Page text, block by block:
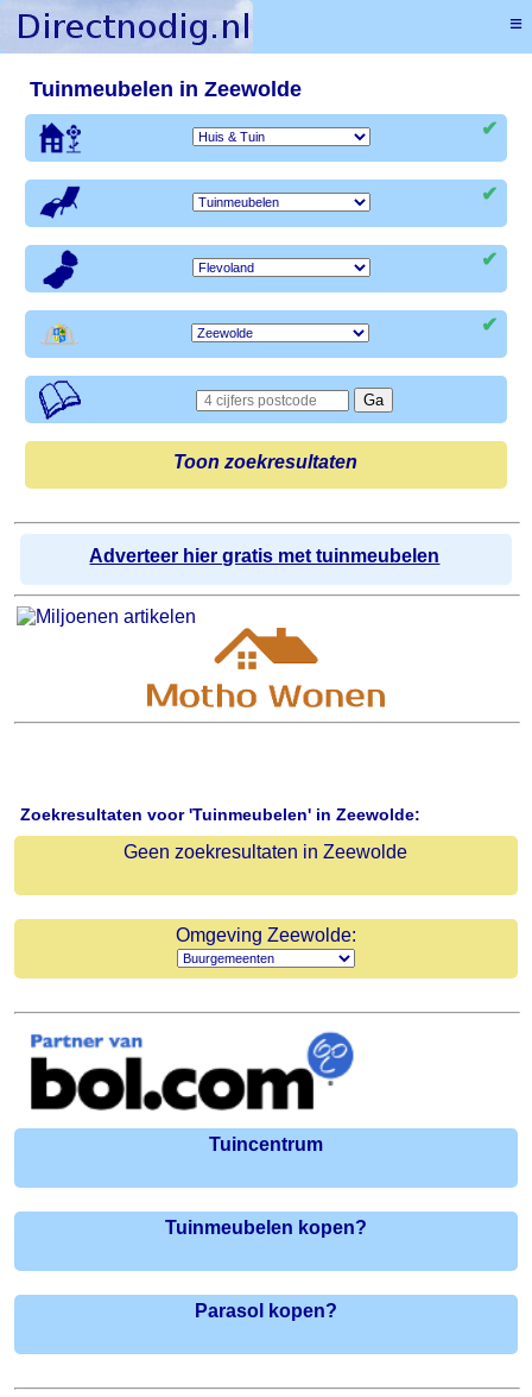
Tuinmeubelen in Zeewolde
✔
✔
✔
✔
Toon zoekresultaten
Adverteer hier gratis met tuinmeubelen
Zoekresultaten voor 'Tuinmeubelen' in Zeewolde:
Geen zoekresultaten in Zeewolde
Omgeving Zeewolde:
Tuincentrum
Tuinmeubelen kopen?
Parasol kopen?
≡